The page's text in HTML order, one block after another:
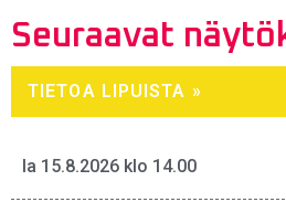
Seuraavat
TIETOA LIPUISTA »
la 15.8.2026 klo 14.00